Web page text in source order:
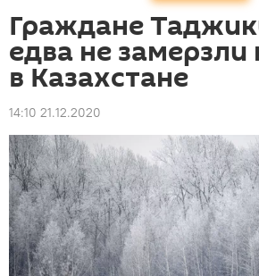
Граждане
едва не замерзли
в Казахстане
14:10 21.12.2020